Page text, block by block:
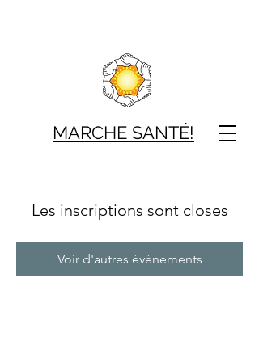
MARCHE SANTÉ!
Les inscriptions sont closes
Voir d'autres événements